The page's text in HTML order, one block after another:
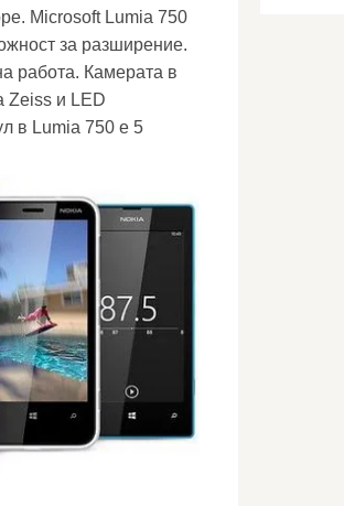
Microsoft Lumia 750
за разширение.
работа. Камерата в
Zeiss и LED
в Lumia 750 е 5